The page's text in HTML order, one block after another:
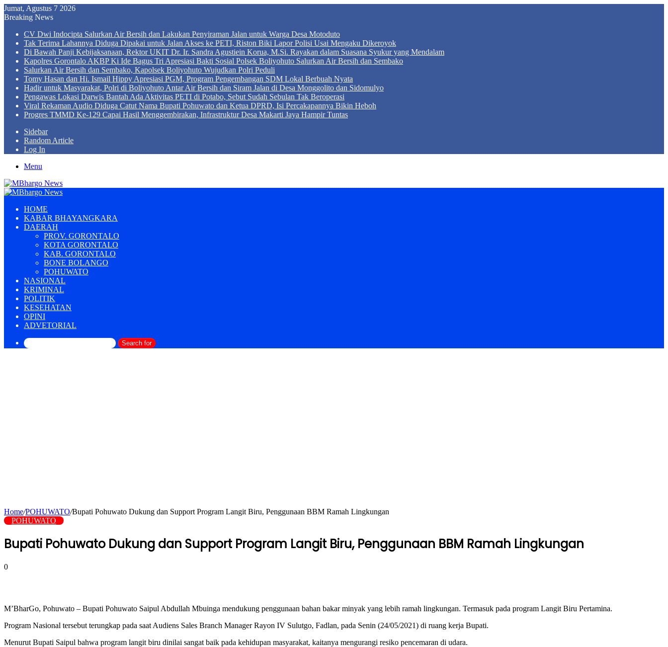
Jumat, Agustus 7 2026
Breaking News
CV Dwi Indocipta Salurkan Air Bersih dan Lakukan Penyiraman Jalan untuk Warga Desa Motoduto
Tak Terima Lahannya Diduga Dipakai untuk Jalan Akses ke PETI, Riston Biki Lapor Polisi Usai Mengaku Dikeroyok
Di Bawah Panji Kebijaksanaan, Rektor UKIT Dr. Ir. Sandra Agustiein Korua, M.Si. Rayakan dalam Suasana Syukur yang Mendalam
Kapolres Gorontalo AKBP Ki Ide Bagus Tri Apresiasi Bakti Sosial Polsek Boliyohuto Salurkan Air Bersih dan Sembako
Salurkan Air Bersih dan Sembako, Kapolsek Boliyohuto Wujudkan Polri Peduli
Tomy Hasan dan Hi. Ismail Hippy Apresiasi PGM, Program Pengembangan SDM Lokal Berbuah Nyata
Hadir untuk Masyarakat, Polri di Boliyohuto Antar Air Bersih dan Siram Jalan di Desa Monggolito dan Sidomulyo
Pengawas Lokasi Darwis Bantah Ada Aktivitas PETI di Potabo, Sebut Sudah Sebulan Tak Beroperasi
Viral Rekaman Audio Diduga Catut Nama Bupati Pohuwato dan Ketua DPRD, Isi Percakapannya Bikin Heboh
Progres TMMD Ke-129 Capai Hasil Menggembirakan, Infrastruktur Desa Makarti Jaya Hampir Tuntas
Sidebar
Random Article
Log In
Menu
HOME
KABAR BHAYANGKARA
DAERAH
PROV. GORONTALO
KOTA GORONTALO
KAB. GORONTALO
BONE BOLANGO
POHUWATO
NASIONAL
KRIMINAL
POLITIK
KESEHATAN
OPINI
ADVETORIAL
Search for
Home/POHUWATO/Bupati Pohuwato Dukung dan Support Program Langit Biru, Penggunaan BBM Ramah Lingkungan
POHUWATO
Bupati Pohuwato Dukung dan Support Program Langit Biru, Penggunaan BBM Ramah Lingkungan
0
M’BharGo, Pohuwato – Bupati Pohuwato Saipul Abdullah Mbuinga mendukung penggunaan bahan bakar minyak yang lebih ramah lingkungan. Termasuk pada program Langit Biru Pertamina.
Program Nasional tersebut terungkap pada saat Audiens Sales Branch Manager Rayon IV Sulutgo, Fadlan, pada Senin (24/05/2021) di ruang kerja Bupati.
Menurut Bupati Saipul bahwa program langit biru dinilai sangat baik pada kehidupan masyarakat, kaitanya mengurangi resiko pencemaran di udara.